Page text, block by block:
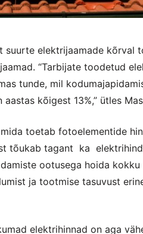
suurte elektrijaamade kõrval
“Tarbijate toodetud
tunde, mil
kõigest 13%,” ütles
toetab fotoelementide
tõukab tagant ka
ootusega hoida kokku
ja tootmise tasuvust
elektrihinnad on aga